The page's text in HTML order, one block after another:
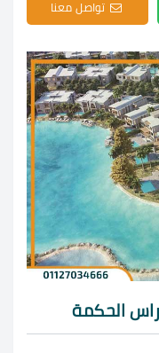
تواصل معنا
الحكمة